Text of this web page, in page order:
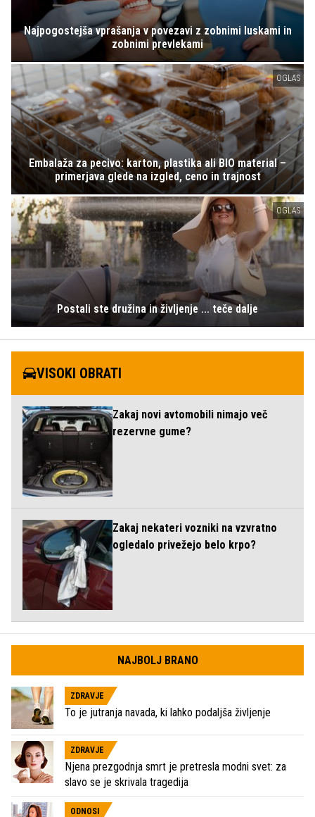
Najpogostejša vprašanja v povezavi z zobnimi luskami in
zobnimi prevlekami
OGLAS
Embalaža za pecivo: karton, plastika ali BIO material –
primerjava glede na izgled, ceno in trajnost
OGLAS
Postali ste družina in življenje ... teče dalje
VISOKI OBRATI
Zakaj novi avtomobili nimajo več
rezervne gume?
Zakaj nekateri vozniki na vzvratno
ogledalo privežejo belo krpo?
NAJBOLJ BRANO
ZDRAVJE
To je jutranja navada, ki lahko podaljša življenje
ZDRAVJE
Njena prezgodnja smrt je pretresla modni svet: za
slavo se je skrivala tragedija
ODNOSI